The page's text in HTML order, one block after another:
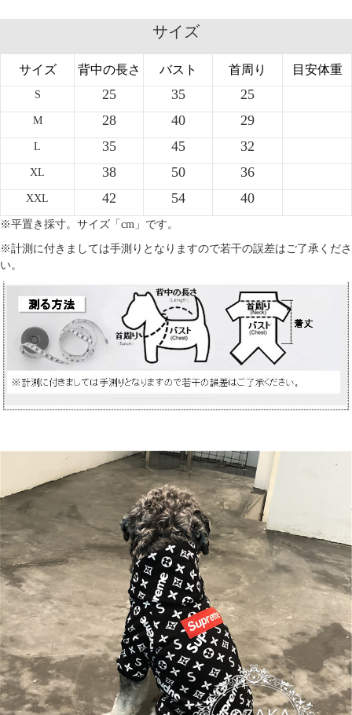
サイズ
サイズ 背中の長さ バスト 首周り 目安体重
S 25 35 25
M 28 40 29
L 35 45 32
XL 38 50 36
XXL 42 54 40
※平置き採寸。サイズ「cm」です。
※計測に付きましては手測りとなりますので若干の誤差はご了承くださ
い。